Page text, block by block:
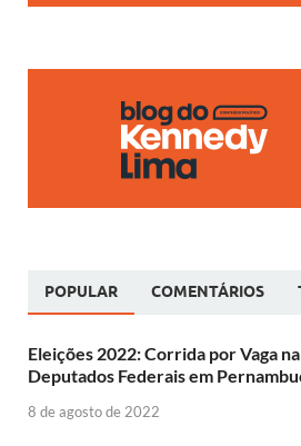
POPULAR COMENTÁRIOS
Eleições 2022: Corrida por Vaga
Deputados Federais em
8 de agosto de 2022